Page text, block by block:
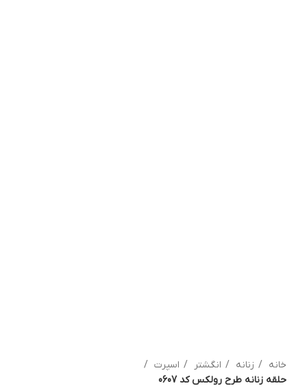
خانه زنانه انگشتر
اسپرت
حلقه زنانه طرح رولکس کد 0607